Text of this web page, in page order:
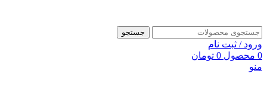
جستجو
ورود / ثبت نام
0 محصول 0 تومان
منو